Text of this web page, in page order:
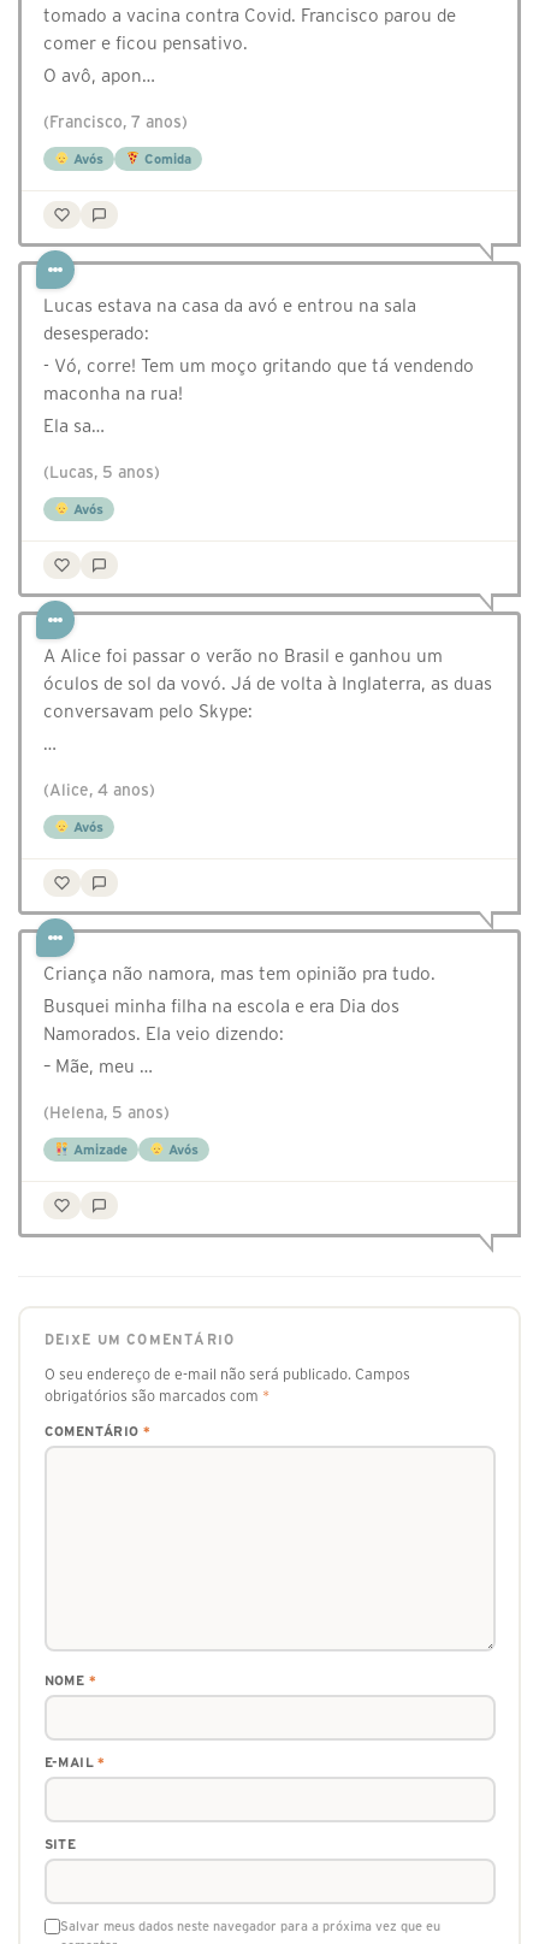
tomado a vacina contra Covid. Francisco parou de
comer e ficou pensativo.
O avô, apon…
(Francisco, 7 anos)
Avós Comida
Lucas estava na casa da avó e entrou na sala
desesperado:
- Vó, corre! Tem um moço gritando que tá vendendo
maconha na rua!
Ela sa…
(Lucas, 5 anos)
Avós
A Alice foi passar o verão no Brasil e ganhou um
óculos de sol da vovó. Já de volta à Inglaterra, as duas
conversavam pelo Skype:
…
(Alice, 4 anos)
Avós
Criança não namora, mas tem opinião pra tudo.
Busquei minha filha na escola e era Dia dos
Namorados. Ela veio dizendo:
– Mãe, meu …
(Helena, 5 anos)
Amizade Avós
DEIXE UM COMENTÁRIO
O seu endereço de e-mail não será publicado. Campos
obrigatórios são marcados com *
COMENTÁRIO *
NOME *
E-MAIL*
SITE
Salvar meus dados neste navegador para a próxima vez que eu